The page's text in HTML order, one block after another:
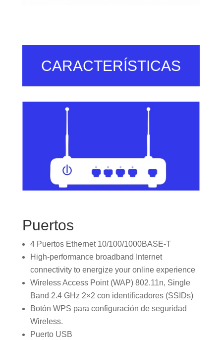
CARACTERÍSTICAS
Puertos
4 Puertos Ethernet 10/100/1000BASE-T
High-performance broadband Internet
connectivity to energize your online experience
Wireless Access Point (WAP) 802.11n, Single
Band 2.4 GHz 2×2 con identificadores (SSIDs)
Botón WPS para configuración de seguridad
Wireless.
Puerto USB